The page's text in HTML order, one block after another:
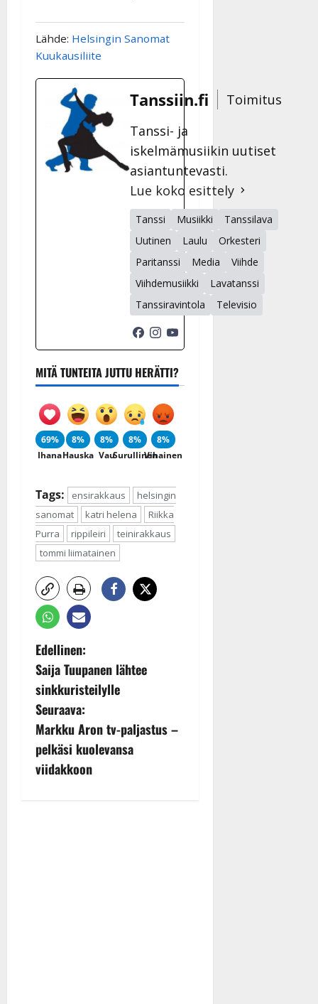
Lähde: Helsingin Sanomat
Kuukausiliite
Tanssiin.fi
Toimitus
Tanssi- ja
iskelmämusiikin uutiset
asiantuntevasti.
Lue koko esittely
Tanssi Musiikki
Tanssilava
Uutinen
Laulu
Orkesteri
Paritanssi
Media
Viihde
Viihdemusiikki
Lavatanssi
Tanssiravintola
Televisio
MITÄ TUNTEITA JUTTU HERÄTTI?
69%
Ihana
8%
Hauska
8%
Vau
8%
Surullinen
8%
Vihainen
Tags: ensirakkaus
helsingin
sanomat
katri helena
Riikka
Purra
rippileiri
teinirakkaus
tommi liimatainen
P
o
s
t
n
Edellinen:
Saija Tuupanen lähtee
sinkkuristeilylle
Seuraava:
Markku Aron tv-paljastus –
pelkäsi kuolevansa
viidakkoon